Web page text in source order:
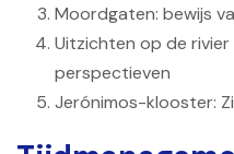
Moordgaten: bewijs
Uitzichten op de
perspectieven
Jerónimos-klooster: